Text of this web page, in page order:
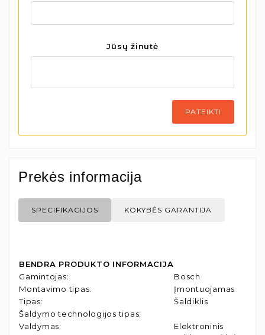
Jūsų žinutė
PATEIKTI
Prekės informacija
SPECIFIKACIJOS KOKYBĖS GARANTIJA
BENDRA PRODUKTO INFORMACIJA
Gamintojas:
Bosch
Montavimo tipas:
Įmontuojamas
Tipas:
Šaldiklis
Šaldymo technologijos tipas:
Valdymas:
Elektroninis